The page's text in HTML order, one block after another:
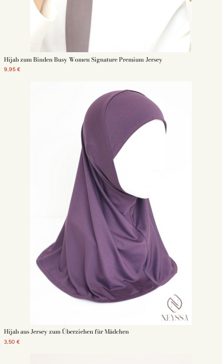
hijab am abend
Schwimm hijab
Hijab zum Binden Busy Women Signature Premium-Jersey
9,95 €
Hijab aus Jersey zum Überziehen für Mädchen
3,50 €